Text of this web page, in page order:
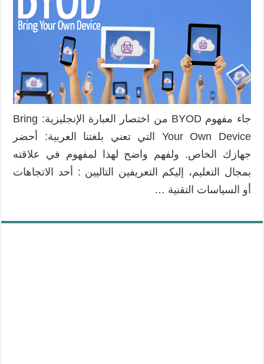
جاء مفهوم BYOD من اختصار العبارة الإنجليزية: Bring
Your Own Device التي تعني بلغتنا العربية: أحضر
جهازك الخاص. ولفهم واضح لهذا لمفهوم في علاقته
بمجال التعليم، إليكم التعريفين التاليين : أحد الاتجاهات
أو السياسات التقنية …